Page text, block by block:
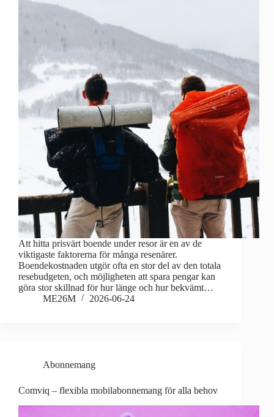
Att hitta prisvärt boende under resor är en av de
viktigaste faktorerna för många resenärer.
Boendekostnaden utgör ofta en stor del av den totala
resebudgeten, och möjligheten att spara pengar kan
göra stor skillnad för hur länge och hur bekvämt…
ME26M
2026-06-24
Abonnemang
Comviq – flexibla mobilabonnemang för alla behov